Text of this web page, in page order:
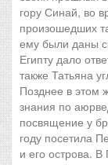
гору Синай, во
произошедших
ему были даны
Египту дало
также Татьяна
Позднее в этом
знания по
посвящение у
году посетила
и его острова.